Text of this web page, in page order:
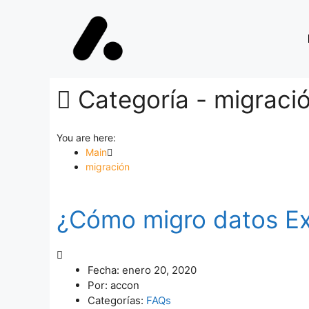
Categoría -
You are here:
Main
migración
¿Cómo migro datos
Fecha: enero 20, 2020
Por: accon
Categorías: FAQs